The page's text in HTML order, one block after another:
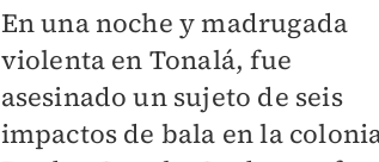
En una noche y madrugada
violenta en Tonalá, fue
asesinado un sujeto de seis
impactos de bala en la